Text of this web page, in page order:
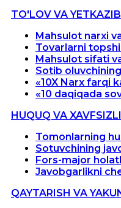
TO'LOV VA YETKAZIB
Mahsulot narxi
Tovarlarni
Mahsulot sifati
Sotib
«10X Narx farqi
«10 daqiqada
HUQUQ VA
Tomonlarning
Sotuvchining
Fors-major
Javobgarlikni
QAYTARISH VA